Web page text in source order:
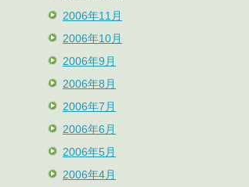
2006年11月
2006年10月
2006年9月
2006年8月
2006年7月
2006年6月
2006年5月
2006年4月